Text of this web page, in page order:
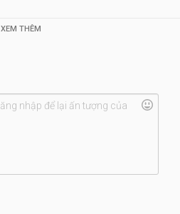
XEM THÊM